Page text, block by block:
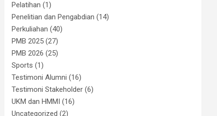
Pelatihan (1)
Penelitian dan Pengabdian (14)
Perkuliahan (40)
PMB 2025 (27)
PMB 2026 (25)
Sports (1)
Testimoni Alumni (16)
Testimoni Stakeholder (6)
UKM dan HMMI (16)
Uncategorized (2)